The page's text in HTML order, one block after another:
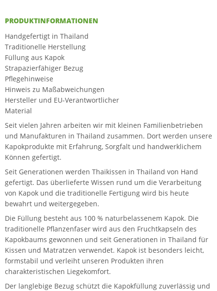
PRODUKTINFORMATIONEN
Handgefertigt in Thailand
Traditionelle Herstellung
Füllung aus Kapok
Strapazierfähiger Bezug
Pflegehinweise
Hinweis zu Maßabweichungen
Hersteller und EU-Verantwortlicher
Material
Seit vielen Jahren arbeiten wir mit kleinen Familienbetrieben
und Manufakturen in Thailand zusammen. Dort werden unsere
Kapokprodukte mit Erfahrung, Sorgfalt und handwerklichem
Können gefertigt.
Seit Generationen werden Thaikissen in Thailand von Hand
gefertigt. Das überlieferte Wissen rund um die Verarbeitung
von Kapok und die traditionelle Fertigung wird bis heute
bewahrt und weitergegeben.
Die Füllung besteht aus 100 % naturbelassenem Kapok. Die
traditionelle Pflanzenfaser wird aus den Fruchtkapseln des
Kapokbaums gewonnen und seit Generationen in Thailand für
Kissen und Matratzen verwendet. Kapok ist besonders leicht,
formstabil und verleiht unseren Produkten ihren
charakteristischen Liegekomfort.
Der langlebige Bezug schützt die Kapokfüllung zuverlässig und